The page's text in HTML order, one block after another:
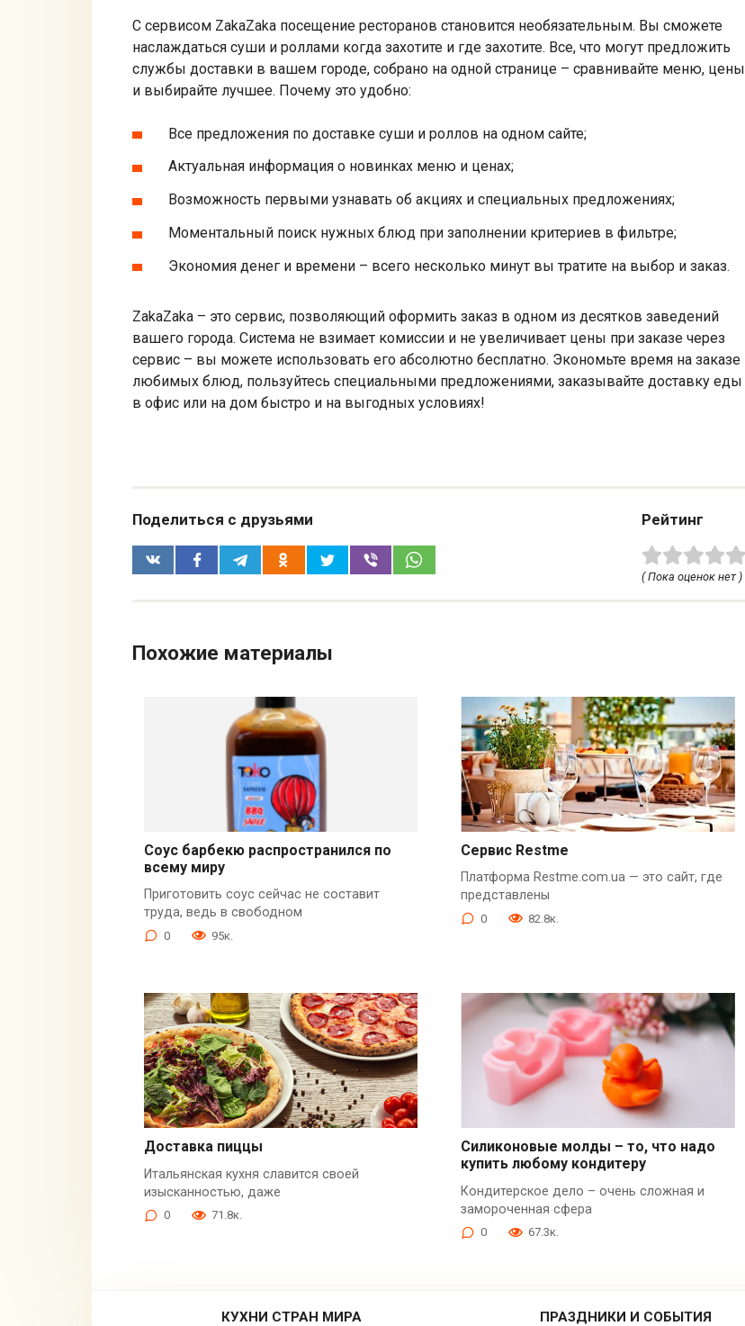
С сервисом ZakaZaka посещение ресторанов становится необязательным. Вы сможете
наслаждаться суши и роллами когда захотите и где захотите. Все, что могут предложить
службы доставки в вашем городе, собрано на одной странице – сравнивайте меню, цены
и выбирайте лучшее. Почему это удобно:
Все предложения по доставке суши и роллов на одном сайте;
Актуальная информация о новинках меню и ценах;
Возможность первыми узнавать об акциях и специальных предложениях;
Моментальный поиск нужных блюд при заполнении критериев в фильтре;
Экономия денег и времени – всего несколько минут вы тратите на выбор и заказ.
ZakaZaka – это сервис, позволяющий оформить заказ в одном из десятков заведений
вашего города. Система не взимает комиссии и не увеличивает цены при заказе через
сервис – вы можете использовать его абсолютно бесплатно. Экономьте время на заказе
любимых блюд, пользуйтесь специальными предложениями, заказывайте доставку еды
в офис или на дом быстро и на выгодных условиях!
Поделиться с друзьями Рейтинг
( Пока оценок нет )
Похожие материалы
Соус барбекю распространился по
всему миру
Приготовить соус сейчас не составит
труда, ведь в свободном
0 95к.
Сервис Restme
Платформа Restme.com.ua — это сайт, где
представлены
0 82.8к.
Доставка пиццы
Итальянская кухня славится своей
изысканностью, даже
0 71.8к.
Силиконовые молды – то, что надо
купить любому кондитеру
Кондитерское дело – очень сложная и
замороченная сфера
0 67.3к.
КУХНИ СТРАН МИРА ПРАЗДНИКИ И СОБЫТИЯ